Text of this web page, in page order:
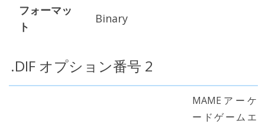
フォーマッ
ト
Binary
.DIF オプション番号 2
MAMEアーケ
ードゲームエ